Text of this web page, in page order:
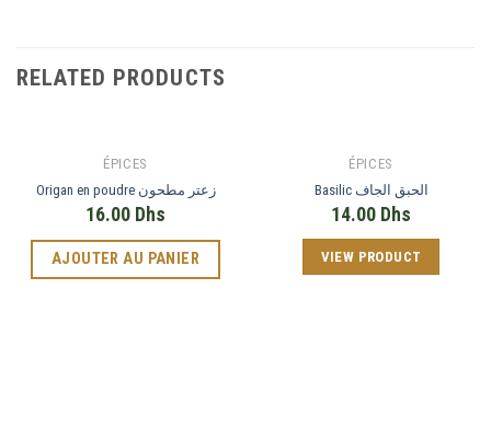
RELATED PRODUCTS
ÉPICES
Origan en poudre زعتر مطحون
16.00 Dhs
AJOUTER AU PANIER
ÉPICES
Basilic الحبق الجاف
14.00 Dhs
VIEW PRODUCT